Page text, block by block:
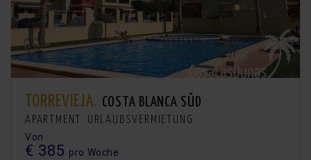
TORREVIEJA. COSTA BLANCA SÜD
APARTMENT. URLAUBSVERMIETUNG
Von
€ 385 pro Woche